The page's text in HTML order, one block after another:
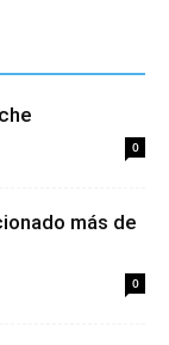
0
más de
0